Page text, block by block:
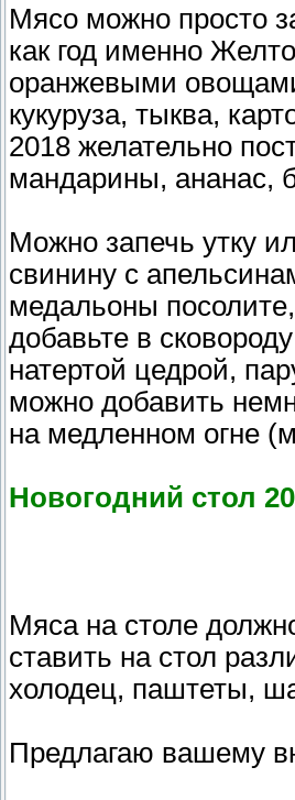
Мясо можно просто
как год именно
оранжевыми
кукуруза, тыква,
2018 желательно
мандарины, ананас,
Можно запечь утку
свинину с
медальоны
добавьте в
натертой цедрой,
можно добавить
на медленном огне
Новогодний стол
Мяса на столе
ставить на стол
холодец, паштеты,
Предлагаю вашему